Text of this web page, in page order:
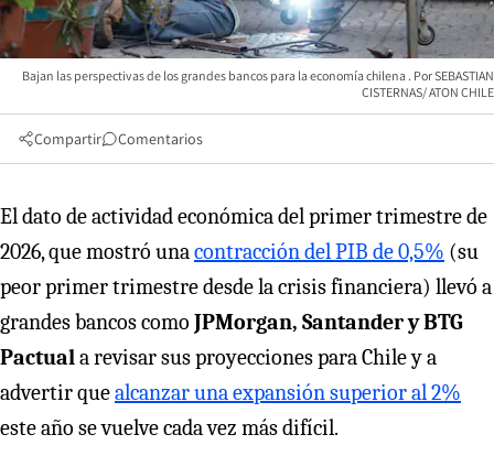
Bajan las perspectivas de los grandes bancos para la economía chilena
SEBASTIAN
CISTERNAS/ ATON CHILE
Compartir Comentarios
El dato de actividad económica del primer trimestre de
2026, que mostró unacontracción del PIB de 0,5% (su
peor primer trimestre desde la crisis financiera) llevó a
grandes bancos como JPMorgan, Santander y BTG
Pactuala revisar sus proyecciones para Chile y a
advertir quealcanzar una expansión superior al 2%
este año se vuelve cada vez más difícil.